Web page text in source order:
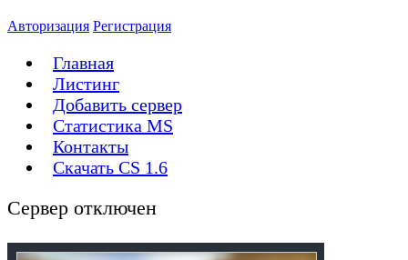
Авторизация Регистрация
Главная
Листинг
Добавить сервер
Статистика MS
Контакты
Скачать CS 1.6
Сервер отключен